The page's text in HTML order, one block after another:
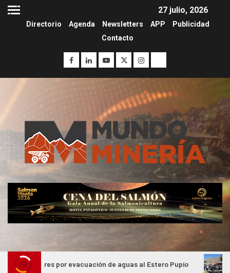
27 julio, 2026
Directorio Agenda Newsletters APP
Publicidad
Contacto
por evacuación de aguas al Estero Pupío Minera